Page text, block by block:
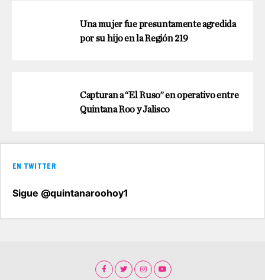
Una mujer fue presuntamente agredida
por su hijo en la Región 219
Capturan a “El Ruso” en operativo entre
Quintana Roo y Jalisco
EN TWITTER
Sigue @quintanaroohoy1